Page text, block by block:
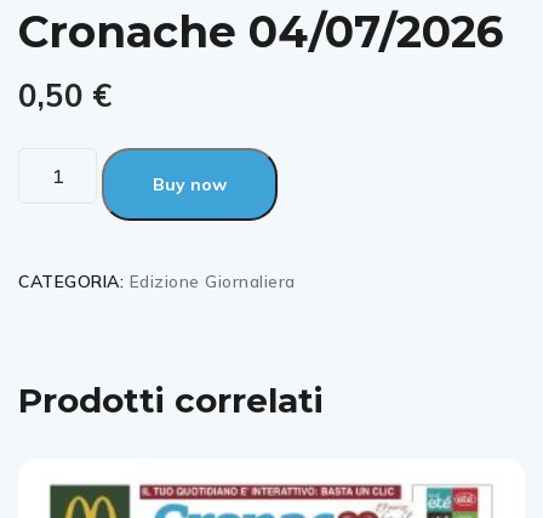
Cronache 04/07/2026
0,50 €
Buy now
CATEGORIA: Edizione Giornaliera
Prodotti correlati